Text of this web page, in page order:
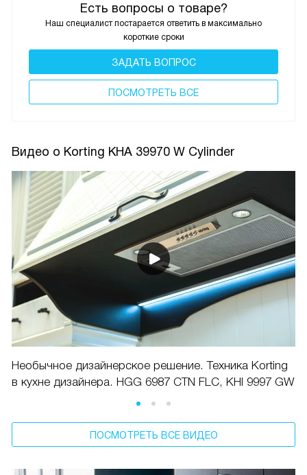
Есть вопросы о товаре?
Наш специалист постарается ответить в максимально
короткие сроки
ЗАДАТЬ ВОПРОС
ПОCМОТРЕТЬ ВСЕ
Видео о Korting KHA 39970 W Cylinder
Необычное дизайнерское решение. Техника Korting
в кухне дизайнера. HGG 6987 CTN FLC, KHI 9997 GW
ПОСМОТРЕТЬ ВСЕ ВИДЕО